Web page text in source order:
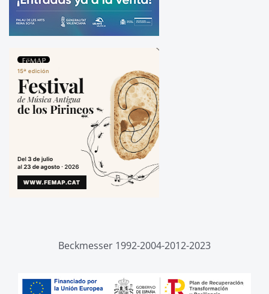
Beckmesser 1992-2004-2012-2023